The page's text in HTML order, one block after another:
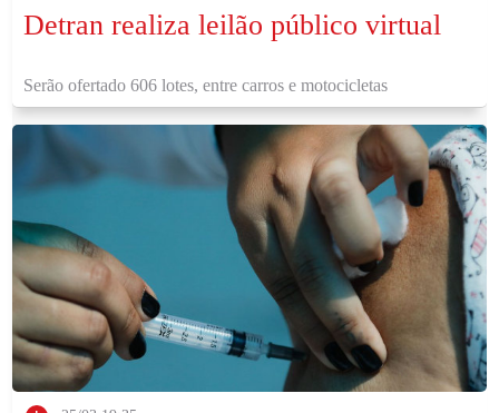
Detran realiza leilão público virtual
Serão ofertado 606 lotes, entre carros e motocicletas